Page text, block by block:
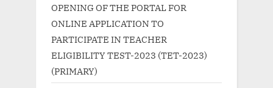
OPENING OF THE PORTAL FOR
ONLINE APPLICATION TO
PARTICIPATE IN TEACHER
ELIGIBILITY TEST-2023 (TET-2023)
(PRIMARY)